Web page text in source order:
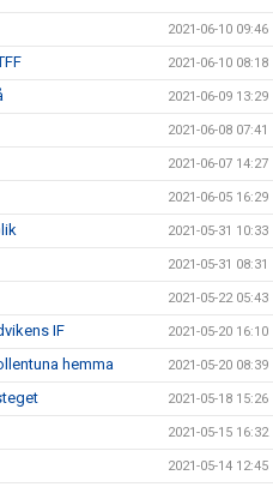
2021-06-10 09:46
2021-06-10 08:18
2021-06-09 13:29
2021-06-08 07:41
2021-06-07 14:27
2021-06-05 16:29
2021-05-31 10:33
2021-05-31 08:31
2021-05-22 05:43
IF 2021-05-20 16:10
hemma 2021-05-20 08:39
2021-05-18 15:26
2021-05-15 16:32
2021-05-14 12:45